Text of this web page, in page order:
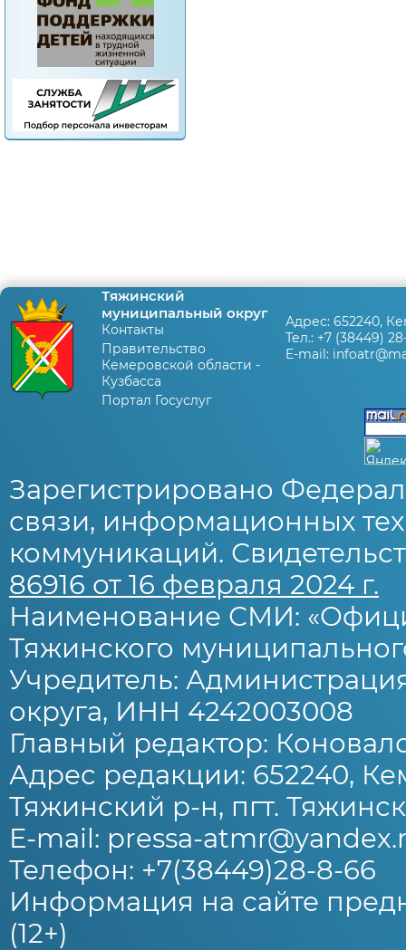
Тяжинский
муниципальный округ
Контакты
Правительство
Кемеровской области -
Кузбасса
Портал Госуслуг
Адрес: 652240,
Тел.: +7 (38449)
E-mail:
Зарегистрировано
связи, информационных
коммуникаций.
86916 от 16 февраля 2024 г.
Наименование СМИ:
Тяжинского
Учредитель:
округа, ИНН 4242003008
Главный редактор:
Адрес редакции: 652240,
Тяжинский р-н, пгт.
E-mail: pressa-
Телефон: +7(38449)28-8-66
Информация на сайте
(12+)